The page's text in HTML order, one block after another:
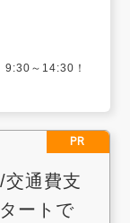
9:30～14:30！
PR
通費支
ートで